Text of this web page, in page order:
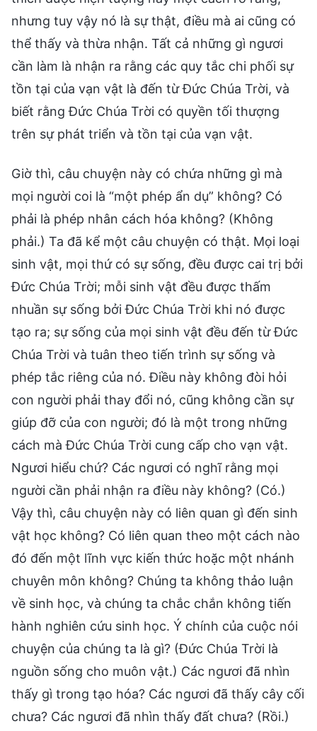
nhưng tuy vậy nó là sự thật, điều mà ai cũng có
thể thấy và thừa nhận. Tất cả những gì ngươi
cần làm là nhận ra rằng các quy tắc chi phối sự
tồn tại của vạn vật là đến từ Đức Chúa Trời, và
biết rằng Đức Chúa Trời có quyền tối thượng
trên sự phát triển và tồn tại của vạn vật.
Giờ thì, câu chuyện này có chứa những gì mà
mọi người coi là “một phép ẩn dụ” không? Có
phải là phép nhân cách hóa không? (Không
phải.) Ta đã kể một câu chuyện có thật. Mọi loại
sinh vật, mọi thứ có sự sống, đều được cai trị bởi
Đức Chúa Trời; mỗi sinh vật đều được thấm
nhuần sự sống bởi Đức Chúa Trời khi nó được
tạo ra; sự sống của mọi sinh vật đều đến từ Đức
Chúa Trời và tuân theo tiến trình sự sống và
phép tắc riêng của nó. Điều này không đòi hỏi
con người phải thay đổi nó, cũng không cần sự
giúp đỡ của con người; đó là một trong những
cách mà Đức Chúa Trời cung cấp cho vạn vật.
Ngươi hiểu chứ? Các ngươi có nghĩ rằng mọi
người cần phải nhận ra điều này không? (Có.)
Vậy thì, câu chuyện này có liên quan gì đến sinh
vật học không? Có liên quan theo một cách nào
đó đến một lĩnh vực kiến thức hoặc một nhánh
chuyên môn không? Chúng ta không thảo luận
về sinh học, và chúng ta chắc chắn không tiến
hành nghiên cứu sinh học. Ý chính của cuộc nói
chuyện của chúng ta là gì? (Đức Chúa Trời là
nguồn sống cho muôn vật.) Các ngươi đã nhìn
thấy gì trong tạo hóa? Các ngươi đã thấy cây cối
chưa? Các ngươi đã nhìn thấy đất chưa? (Rồi.)